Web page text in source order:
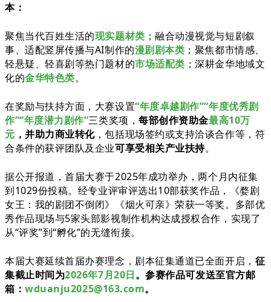
本：
聚焦当代百姓生活的现实题材类 ；融合动漫视觉与短剧叙
事、适配竖屏传播与AI制作的漫剧剧本类 ；聚焦都市情感、
轻悬疑、轻喜剧等热门题材的市场适配类 ；深耕金华地域文
化的金华特色类。
在奖励与扶持方面，大赛设置“年度卓越剧作”“年度优秀剧
作”“年度潜力剧作”三类奖项，每部创作资助金最高10万
元 ，并助力商业转化，包括现场签约或支持洽谈合作等，符
合条件的获评团队及企业可享受相关产业扶持。
据公开报道，首届大赛于2025年成功举办，两个月内征集
到1029份投稿。经专业评审评选出10部获奖作品，《婺剧
女王：我的剧团不倒闭》《烟火可亲》荣获一等奖。多部优
秀作品现场与5家头部影视制作机构达成授权合作，实现了
从“评奖”到“孵化”的无缝衔接。
本届大赛延续首届办赛理念，剧本征集通道已全面开启， 征
集截止时间为2026年7月20日。参赛作品可发送至官方邮
箱：wduanju2025@163.com。